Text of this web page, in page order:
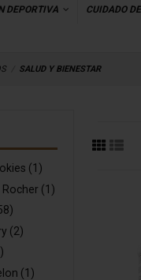
DEPORTIVA CUIDADO
SALUD Y BIENESTAR
(1)
(1)
(2)
(1)